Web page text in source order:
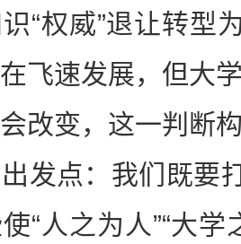
“权威”退让转型
飞速发展，但大
改变，这一判断
发点：我们既要
“人之为人”“大